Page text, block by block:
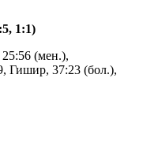
1:1)
(мен.),
Гишир, 37:23 (бол.),